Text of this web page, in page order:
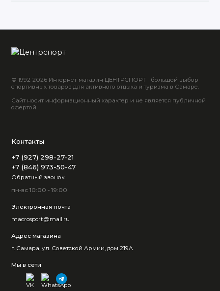
© 1992-2026 Интернет-магазин ЦЕНТРСПОРТ - большой выбор
спортивных товаров для активного отдыха и туризма в Самаре.
Сайт носит информационный характер и не является публичной
офертой
Контакты
+7 (927) 298-27-21
+7 (846) 973-50-47
Обратный звонок
пн-вс 10:00 - 19:00
Электронная почта
macrosport@mail.ru
Адрес магазина
г. Самара, ул. Советской Армии, дом 219А
Мы в сети